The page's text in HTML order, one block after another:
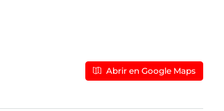
Abrir en Google Maps